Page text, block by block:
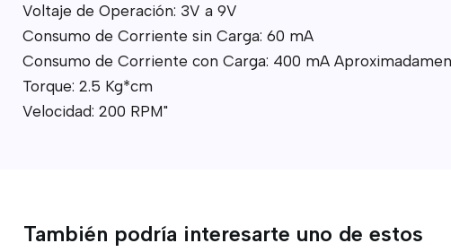
Voltaje de Operación: 3V a 9V
Consumo de Corriente sin Carga: 60 mA
Consumo de Corriente con Carga: 400 mA
Torque: 2.5 Kg*cm
Velocidad: 200 RPM"
También podría interesarte uno de estos